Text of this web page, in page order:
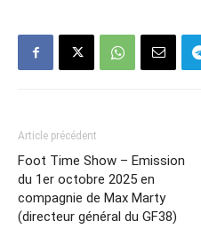
Article précédent
Foot Time Show – Emission
du 1er octobre 2025 en
compagnie de Max Marty
(directeur général du GF38)